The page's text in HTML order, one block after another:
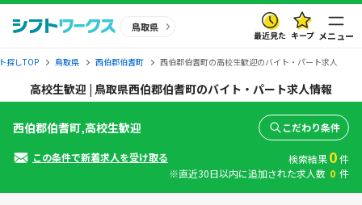
鳥取県
最近見た キープ メニュー
探しTOP 鳥取県 西伯郡伯耆町 西伯郡伯耆町の高校生歓迎のバイト・パート求人
高校生歓迎 | 鳥取県西伯郡伯耆町のバイト・パート求人情報
西伯郡伯耆町,高校生歓迎 こだわり条件
この条件で新着求人を受け取る 検索結果0件
※直近30日以内に追加された求人数 0 件